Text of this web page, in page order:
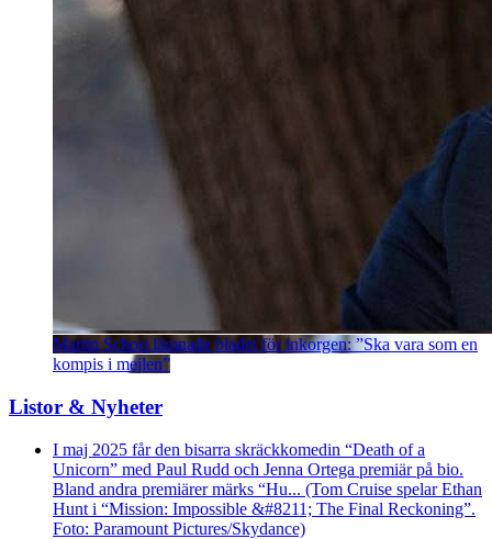
Martin Schori lämnade bladet för inkorgen: ”Ska vara som en
kompis i mejlen”
Listor & Nyheter
I maj 2025 får den bisarra skräckkomedin “Death of a
Unicorn” med Paul Rudd och Jenna Ortega premiär på bio.
Bland andra premiärer märks “Hu... (Tom Cruise spelar Ethan
Hunt i “Mission: Impossible &#8211; The Final Reckoning”.
Foto: Paramount Pictures/Skydance)